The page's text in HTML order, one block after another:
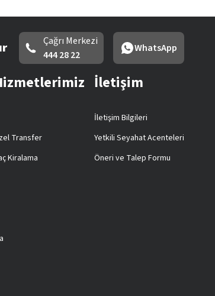
Çağrı Merkezi
444 28 22
WhatsApp
Transfer
Kiralama
İletişim
İletişim Bilgileri
Yetkili Seyahat Acenteleri
Öneri ve Talep Formu